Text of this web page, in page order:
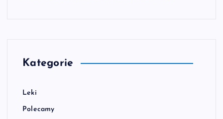
Kategorie
Leki
Polecamy